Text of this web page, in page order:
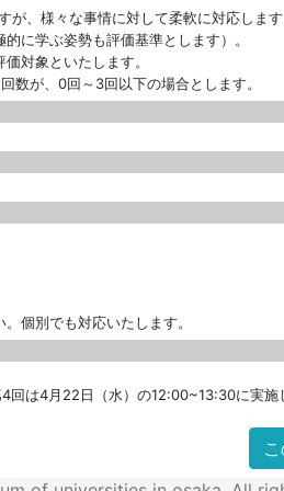
、様々な事情に対して柔軟に対応します
に学ぶ姿勢も評価基準とします）。
対象といたします。
数が、0回～3回以下の場合とします。
個別でも対応いたします。
回は4月22日（水）の12:00~13:30に実施